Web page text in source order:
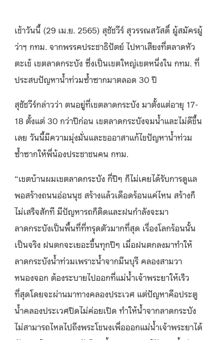
เช้าวันนี้ (29 เม.ย. 2565) สุชัชวีร์ สุวรรณสวัสดิ์ ผู้สมัครผู้
ว่าฯ กทม. จากพรรคประชาธิปัตย์ ไปหาเสียงที่ตลาดหัว
ตะเข้ เขตลาดกระบัง ซึ่งเป็นเขตใหญ่เขตหนึ่งใน กทม. ที่
ประสบปัญหาน้ำท่วมซ้ำซากมาตลอด 30 ปี
สุชัชวีร์กล่าวว่า ตนอยู่ที่เขตลาดกระบัง มาตั้งแต่อายุ 17-
18 ตั้งแต่ 30 กว่าปีก่อน เขตลาดกระบังจมน้ำและไม่ดีขึ้น
เลย วันนี้มีความมุ่งมั่นและขออาสาแก้ไขปัญหาน้ำท่วม
ซ้ำซากให้พี่น้องประชาชนคน กทม.
“เขตบ้านผมเขตลาดกระบัง กี่ปีๆ ก็ไม่เคยได้รับการดูแล
พอสร้างถนนอ่อนนุช สร้างแล้วเดือดร้อนแค่ไหน สร้างก็
ไม่เสร็จสักที มีปัญหารถก็ติดและฝนกำลังจะมา
ลาดกระบังเป็นพื้นที่ที่ทรุดตัวมากที่สุด เรื่องโลกร้อนนั้น
เป็นจริง ฝนตกจะเยอะขึ้นทุกปีๆ เมื่อฝนตกลงมาทำให้
ลาดกระบังน้ำท่วมเพราะน้ำจากมีนบุรี คลองสามวา
หนองจอก ต้องระบายไปออกที่แม่น้ำเจ้าพระยาให้เร็ว
ที่สุดโดยจะผ่านมาทางคลองประเวศ แต่ปัญหาคือประตู
น้ำคลองประเวศปิดไม่ค่อยเปิด ทำให้น้ำจากลาดกระบัง
ไม่สามารถไหลไปถึงพระโขนงเพื่อออกแม่น้ำเจ้าพระยาได้